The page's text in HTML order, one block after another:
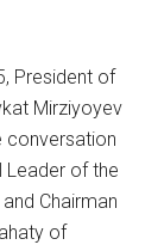
President of
Mirziyoyev
conversation
Leader of the
Chairman
of